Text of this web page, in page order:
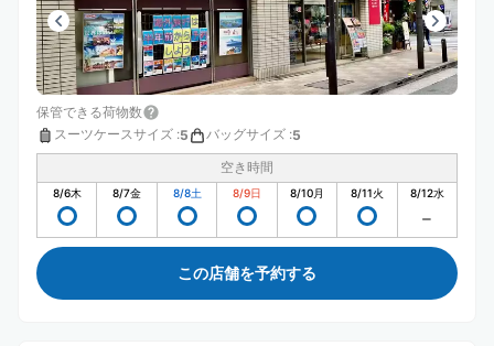
保管できる荷物数
スーツケースサイズ :5 バッグサイズ :5
空き時間
8/6木 8/7金 8/8土 8/9日 8/10月 8/11火 8/12水
この店舗を予約する